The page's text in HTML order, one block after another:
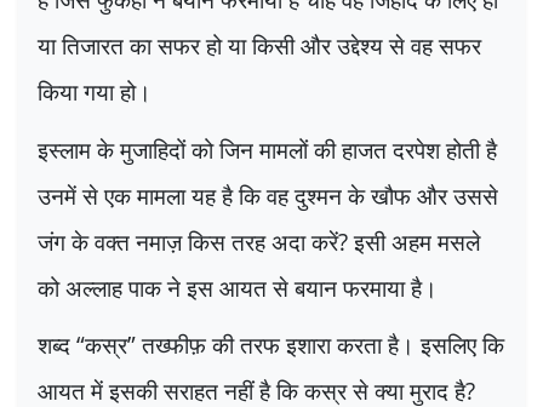
या तिजारत का सफर हो या किसी और उद्देश्य से वह सफर
किया गया हो।
इस्लाम के मुजाहिदों को जिन मामलों की हाजत दरपेश होती है
उनमें से एक मामला यह है कि वह दुश्मन के खौफ और उससे
जंग के वक्त नमाज़ किस तरह अदा करें?इसी अहम मसले
को अल्लाह पाक ने इस आयत से बयान फरमाया है।
शब्द“कस्र”तख्फीफ़ की तरफ इशारा करता है। इसलिए कि
आयत में इसकी सराहत नहीं है कि कस्र से क्या मुराद है?